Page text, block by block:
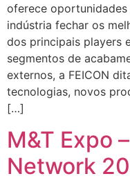
oferece
indústria fechar os
dos principais players
segmentos de
externos, a FEICON
tecnologias, novos
[…]
M&T Expo
Network